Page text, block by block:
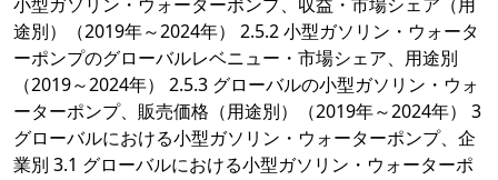
途別）（2019年～2024年） 2.5.2 小型ガソリン・ウォータ
ーポンプのグローバルレベニュー・市場シェア、用途別
（2019～2024年） 2.5.3 グローバルの小型ガソリン・ウォ
ーターポンプ、販売価格（用途別）（2019年～2024年） 3
グローバルにおける小型ガソリン・ウォーターポンプ、企
業別 3.1 グローバルにおける小型ガソリン・ウォーターポ